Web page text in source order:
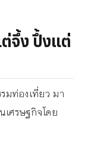
จึ้ง ปึ้งแต่
มท่องเที่ยว มา
เศรษฐกิจโดย